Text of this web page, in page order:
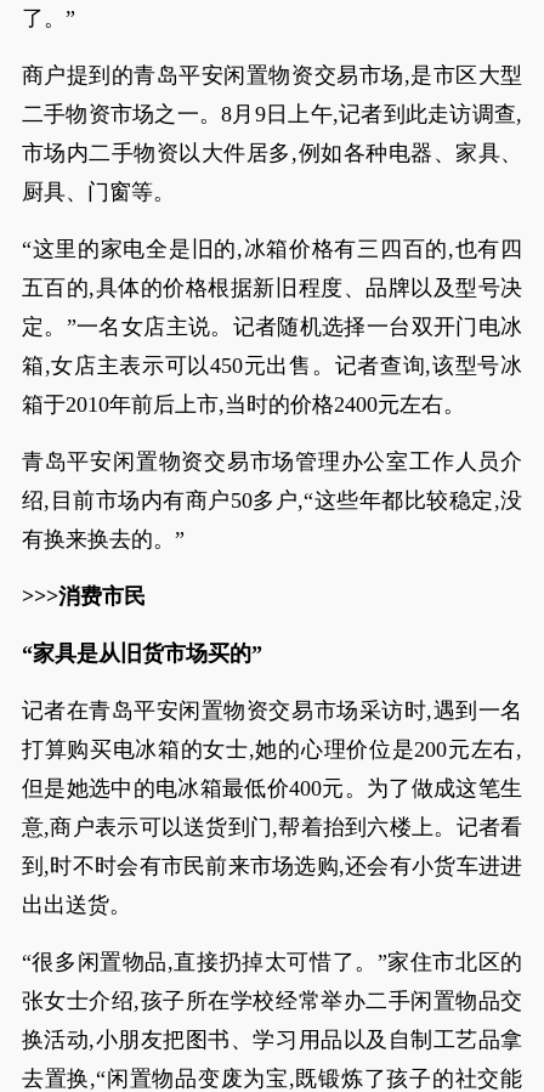
了。”
商户提到的青岛平安闲置物资交易市场,是市区大型
二手物资市场之一。8月9日上午,记者到此走访调查,
市场内二手物资以大件居多,例如各种电器、家具、
厨具、门窗等。
“这里的家电全是旧的,冰箱价格有三四百的,也有四
五百的,具体的价格根据新旧程度、品牌以及型号决
定。”一名女店主说。记者随机选择一台双开门电冰
箱,女店主表示可以450元出售。记者查询,该型号冰
箱于2010年前后上市,当时的价格2400元左右。
青岛平安闲置物资交易市场管理办公室工作人员介
绍,目前市场内有商户50多户,“这些年都比较稳定,没
有换来换去的。”
>>>消费市民
“家具是从旧货市场买的”
记者在青岛平安闲置物资交易市场采访时,遇到一名
打算购买电冰箱的女士,她的心理价位是200元左右,
但是她选中的电冰箱最低价400元。为了做成这笔生
意,商户表示可以送货到门,帮着抬到六楼上。记者看
到,时不时会有市民前来市场选购,还会有小货车进进
出出送货。
“很多闲置物品,直接扔掉太可惜了。”家住市北区的
张女士介绍,孩子所在学校经常举办二手闲置物品交
换活动,小朋友把图书、学习用品以及自制工艺品拿
去置换,“闲置物品变废为宝,既锻炼了孩子的社交能